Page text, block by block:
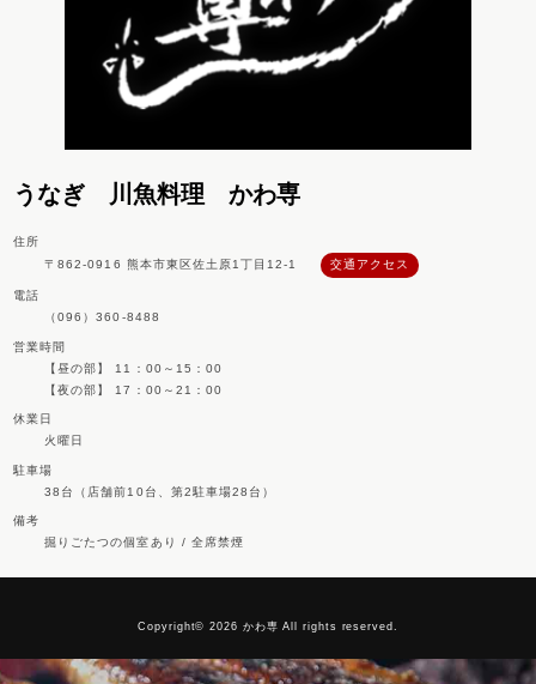
うなぎ 川魚料理 かわ専
住所
〒862-0916 熊本市東区佐土原1丁目12-1
交通アクセス
電話
（096）360-8488
営業時間
【昼の部】 11：00～15：00
【夜の部】 17：00～21：00
休業日
火曜日
駐車場
38台（店舗前10台、第2駐車場28台）
備考
掘りごたつの個室あり / 全席禁煙
Copyright© 2026 かわ専 All rights reserved.